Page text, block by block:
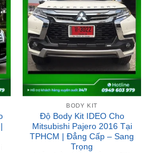
BODY KIT
Độ Body Kit IDEO Cho
Mitsubishi Pajero 2016 Tại
TPHCM | Đẳng Cấp – Sang
Trọng
Liên hệ nhận giá ưu đãi